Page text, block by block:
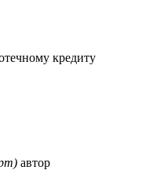
кредиту
автор